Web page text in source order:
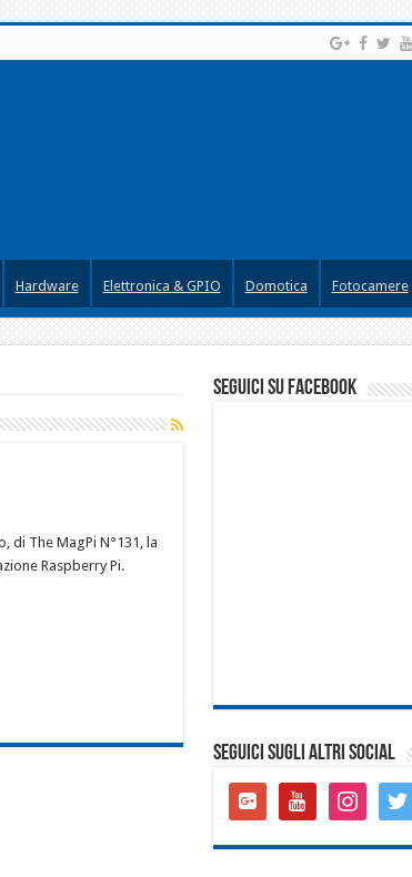
Hardware Elettronica & GPIO Domotica Fotocamere
di The MagPi N°131, la
Raspberry Pi.
seguici su facebook
SEGUICI SUGLI ALTRI SOCIAL
google-
plus-
youtube instagramtwitter